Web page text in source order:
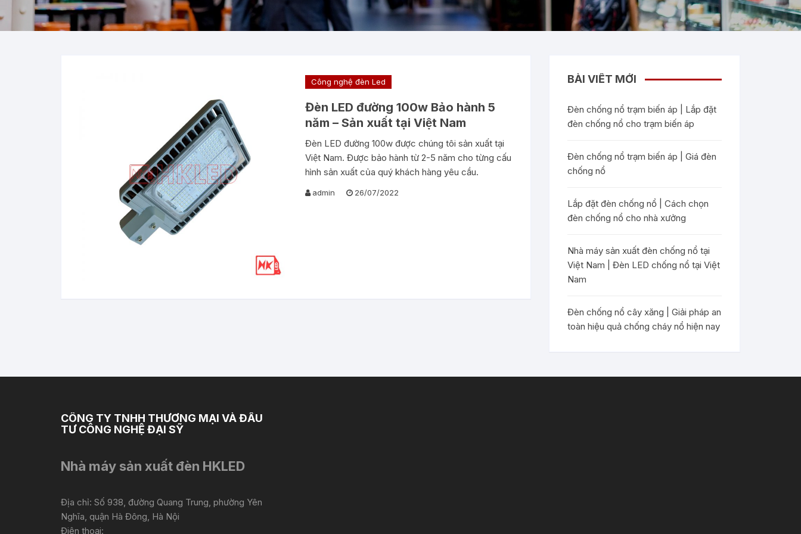
Công nghệ đèn Led
Đèn LED đường 100w Bảo hành 5
năm – Sản xuất tại Việt Nam
Đèn LED đường 100w được chúng tôi sản xuất tại
Việt Nam. Được bảo hành từ 2-5 năm cho từng cấu
hình sản xuất của quý khách hàng yêu cầu.
admin 26/07/2022
BÀI VIẾT MỚI
Đèn chống nổ trạm biến áp | Lắp đặt
đèn chống nổ cho trạm biến áp
Đèn chống nổ trạm biến áp | Giá đèn
chống nổ
Lắp đặt đèn chống nổ | Cách chọn
đèn chống nổ cho nhà xưởng
Nhà máy sản xuất đèn chống nổ tại
Việt Nam | Đèn LED chống nổ tại Việt
Nam
Đèn chống nổ cây xăng | Giải pháp an
toàn hiệu quả chống cháy nổ hiện nay
CÔNG TY TNHH THƯƠNG MẠI VÀ ĐẦU
TƯ CÔNG NGHỆ ĐẠI SỸ
Nhà máy sản xuất đèn HKLED
Địa chỉ: Số 938, đường Quang Trung, phường Yên
Nghĩa, quận Hà Đông, Hà Nội
Điện thoại: